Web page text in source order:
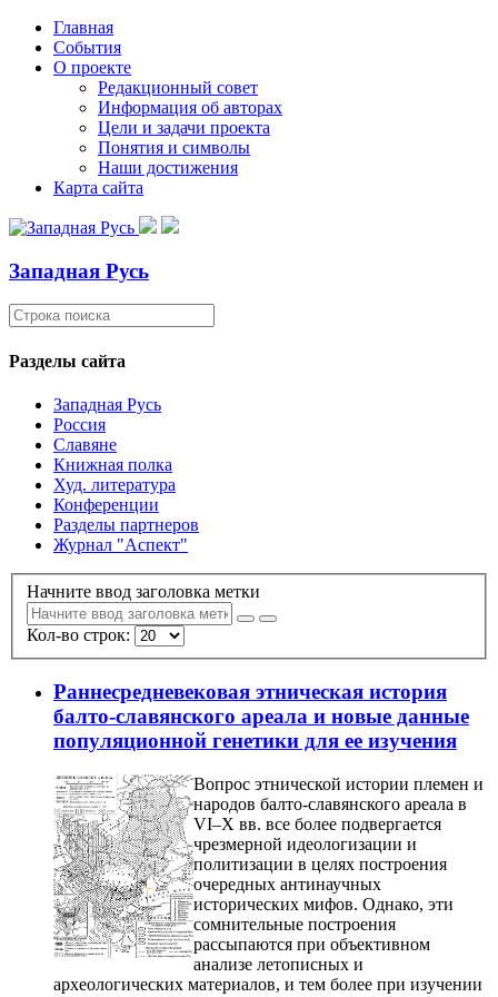
Главная
События
О проекте
Редакционный совет
Информация об авторах
Цели и задачи проекта
Понятия и символы
Наши достижения
Карта сайта
Западная Русь
Разделы сайта
Западная Русь
Россия
Славяне
Книжная полка
Худ. литература
Конференции
Разделы партнеров
Журнал "Аспект"
Начните ввод заголовка метки
Кол-во строк:
Раннесредневековая этническая история
балто-славянского ареала и новые данные
популяционной генетики для ее изучения
Вопрос этнической истории племен и
народов балто-славянского ареала в
VI–X вв. все более подвергается
чрезмерной идеологизации и
политизации в целях построения
очередных антинаучных
исторических мифов. Однако, эти
сомнительные построения
рассыпаются при объективном
анализе летописных и
археологических материалов, и тем более при изучении